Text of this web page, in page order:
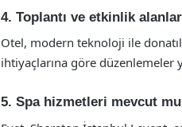
4. Toplantı ve etkinlik
Otel, modern teknoloji ile
ihtiyaçlarına göre düzenlemeler
5. Spa hizmetleri mevcut